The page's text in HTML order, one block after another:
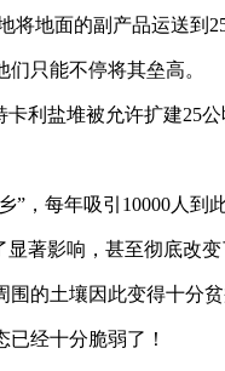
地面的副产品运送到
只能不停将其垒高。
利盐堆被允许扩建25公
，每年吸引10000人
著影响，甚至彻底改变
的土壤因此变得十分
经十分脆弱了！